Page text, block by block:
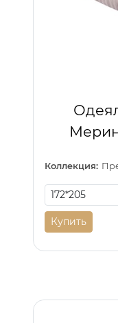
Коллекция:
Купить